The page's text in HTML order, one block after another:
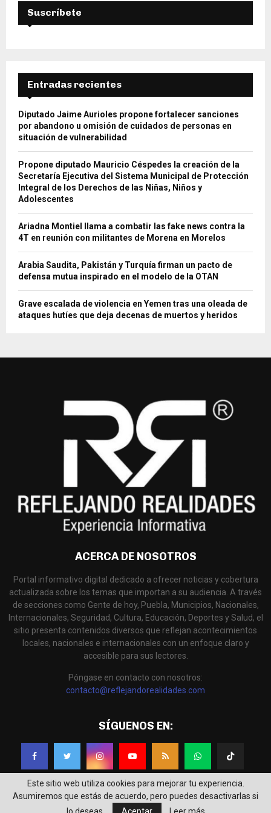
Suscríbete
Entradas recientes
Diputado Jaime Aurioles propone fortalecer sanciones
por abandono u omisión de cuidados de personas en
situación de vulnerabilidad
Propone diputado Mauricio Céspedes la creación de la
Secretaría Ejecutiva del Sistema Municipal de Protección
Integral de los Derechos de las Niñas, Niños y
Adolescentes
Ariadna Montiel llama a combatir las fake news contra la
4T en reunión con militantes de Morena en Morelos
Arabia Saudita, Pakistán y Turquía firman un pacto de
defensa mutua inspirado en el modelo de la OTAN
Grave escalada de violencia en Yemen tras una oleada de
ataques hutíes que deja decenas de muertos y heridos
ACERCA DE NOSOTROS
Portal informativo digital dedicado a ofrecer noticias y cobertura
actualizada sobre los temas que importan a su audiencia. A través
de secciones como Gente de hoy, Puebla, Municipios, Nacionales,
Internacionales, Seguridad, Cultura, Educación, Deportes y Salud, el
sitio presenta contenidos diversos que reflejan acontecimientos
locales, nacionales e internacionales con un enfoque claro y
accesible para sus lectores.
Póngase en contacto con nosotros:
contacto@reflejandorealidades.com
SÍGUENOS EN:
Este sitio web utiliza cookies para mejorar tu experiencia.
Asumiremos que estás de acuerdo, pero puedes desactivarlas si